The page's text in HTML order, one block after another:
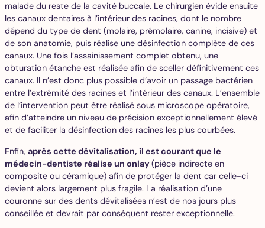
malade du reste de la cavité buccale. Le chirurgien évide ensuite
les canaux dentaires à l’intérieur des racines, dont le nombre
dépend du type de dent (molaire, prémolaire, canine, incisive) et
de son anatomie, puis réalise une désinfection complète de ces
canaux. Une fois l’assainissement complet obtenu, une
obturation étanche est réalisée afin de sceller définitivement ces
canaux. Il n’est donc plus possible d’avoir un passage bactérien
entre l’extrémité des racines et l’intérieur des canaux. L’ensemble
de l’intervention peut être réalisé sous microscope opératoire,
afin d’atteindre un niveau de précision exceptionnellement élevé
et de faciliter la désinfection des racines les plus courbées.
Enfin, après cette dévitalisation, il est courant que le
médecin-dentiste réalise un onlay(pièce indirecte en
composite ou céramique) afin de protéger la dent car celle-ci
devient alors largement plus fragile. La réalisation d’une
couronne sur des dents dévitalisées n’est de nos jours plus
conseillée et devrait par conséquent rester exceptionnelle.